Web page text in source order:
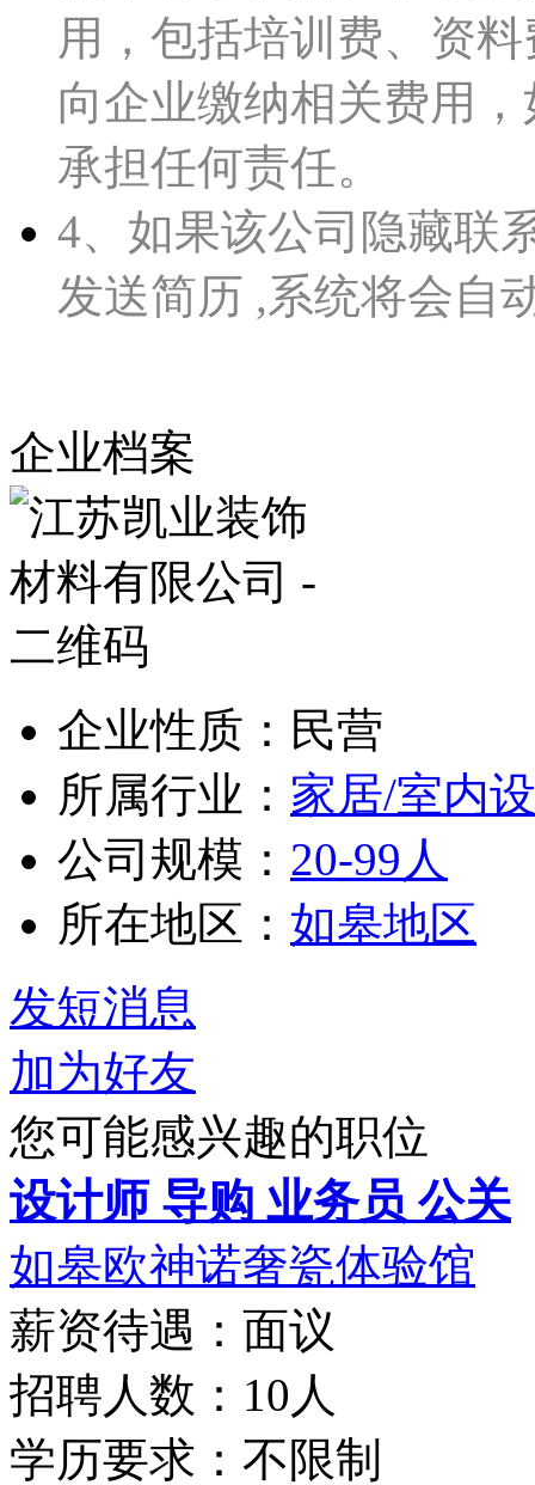
用，包括培训费、资
向企业缴纳相关费用，
承担任何责任。
4、如果该公司隐藏联
发送简历 ,系统将会自
企业档案
企业性质：民营
所属行业： 家居/室内
公司规模： 20-99人
所在地区： 如皋地区
发短消息
加为好友
您可能感兴趣的职位
设计师 导购 业务员 公关
如皋欧神诺奢瓷体验馆
薪资待遇：面议
招聘人数：10人
学历要求：不限制